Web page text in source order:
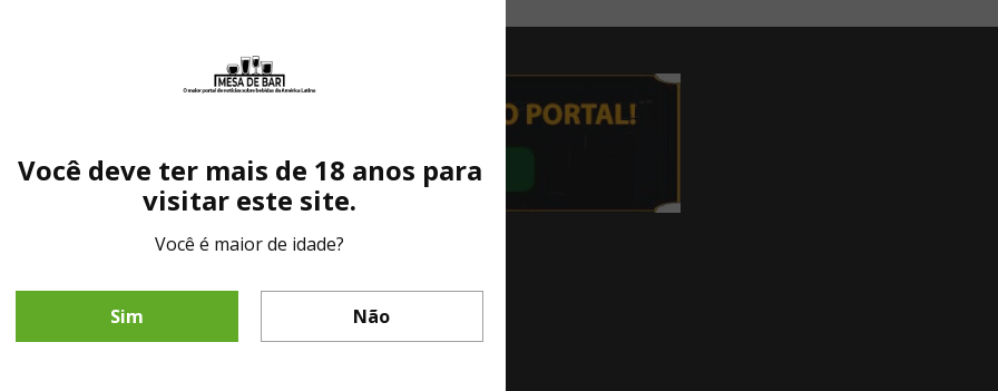
Fale diretamente com nosso representante comercial por whatsapp.
Você deve ter mais de 18 anos para
visitar este site.
Você é maior de idade?
Sim Não